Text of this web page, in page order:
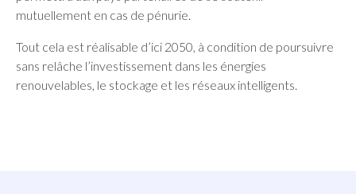
mutuellement en cas de pénurie.
Tout cela est réalisable d’ici 2050, à condition de poursuivre
sans relâche l’investissement dans les énergies
renouvelables, le stockage et les réseaux intelligents.